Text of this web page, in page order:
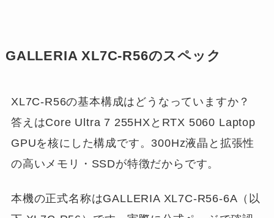
GALLERIA XL7C-R56のスペック
XL7C-R56の基本構成はどうなっていますか？
答えはCore Ultra 7 255HXとRTX 5060 Laptop
GPUを核にした構成です。300Hz液晶と拡張性
の高いメモリ・SSDが特徴だからです。
本機の正式名称はGALLERIA XL7C-R56-6A（以